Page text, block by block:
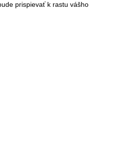
prispievať k rastu vášho